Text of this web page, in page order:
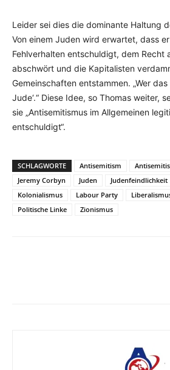
Leider sei dies die dominante Haltung
Von einem Juden wird erwartet, dass
Fehlverhalten entschuldigt, dem Recht
abschwört und die Kapitalisten
Gemeinschaften entstammen. „Wer
Jude‘.“ Diese Idee, so Thomas weiter,
sie „Antisemitismus im Allgemeinen
entschuldigt“.
SCHLAGWORTE Antisemitism
Jeremy Corbyn
Juden Judenfeindlichkeit
Kolonialismus
Labour Party
Politische Linke
Zionismus